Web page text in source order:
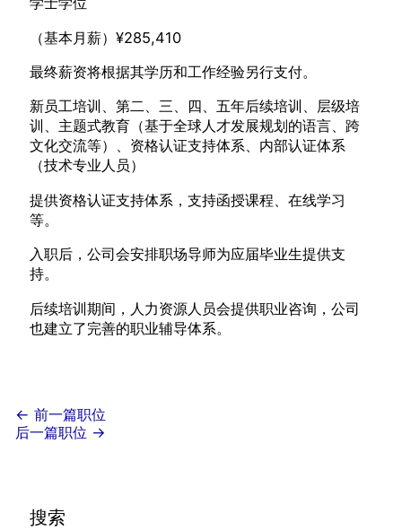
（基本月薪）¥285,410
最终薪资将根据其学历和工作经验另行支付。
新员工培训、第二、三、四、五年后续培训、层级培
训、主题式教育（基于全球人才发展规划的语言、跨
文化交流等）、资格认证支持体系、内部认证体系
（技术专业人员）
提供资格认证支持体系，支持函授课程、在线学习
等。
入职后，公司会安排职场导师为应届毕业生提供支
持。
后续培训期间，人力资源人员会提供职业咨询，公司
也建立了完善的职业辅导体系。
← 前一篇职位
后一篇职位 →
搜索